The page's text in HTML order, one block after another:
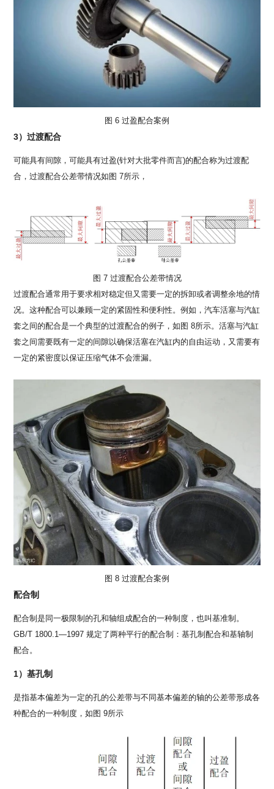
图 6 过盈配合案例
3）过渡配合
可能具有间隙，可能具有过盈(针对大批零件而言)的配合称为过渡配
合，过渡配合公差带情况如图 7所示，
图 7 过渡配合公差带情况
过渡配合通常用于要求相对稳定但又需要一定的拆卸或者调整余地的情
况。这种配合可以兼顾一定的紧固性和便利性。例如，汽车活塞与汽缸
套之间的配合是一个典型的过渡配合的例子，如图 8所示。活塞与汽缸
套之间需要既有一定的间隙以确保活塞在汽缸内的自由运动，又需要有
一定的紧密度以保证压缩气体不会泄漏。
图 8 过渡配合案例
配合制
配合制是同一极限制的孔和轴组成配合的一种制度，也叫基准制。
GB/T 1800.1—1997 规定了两种平行的配合制：基孔制配合和基轴制
配合。
1）基孔制
是指基本偏差为一定的孔的公差带与不同基本偏差的轴的公差带形成各
种配合的一种制度，如图 9所示